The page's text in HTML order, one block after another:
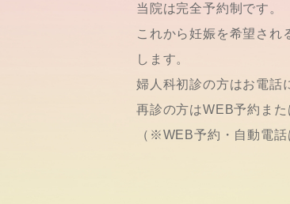
当院は完全予約制です。
これから妊娠を希望され
します。
婦人科初診の方はお電話
再診の方はWEB予約また
（※WEB予約・自動電話